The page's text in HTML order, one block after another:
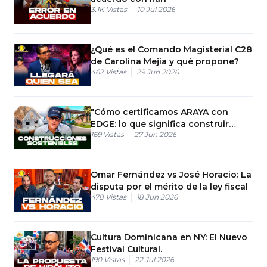
3.1K Vistas 10 Jul 2026
¿Qué es el Comando Magisterial C28
de Carolina Mejía y qué propone?
462 Vistas 29 Jun 2026
"Cómo certificamos ARAYA con
EDGE: lo que significa construir
sostenible en Punta Cana"
169 Vistas 27 Jun 2026
Omar Fernández vs José Horacio: La
disputa por el mérito de la ley fiscal
478 Vistas 18 Jun 2026
Cultura Dominicana en NY: El Nuevo
Festival Cultural.
190 Vistas 22 Jul 2026